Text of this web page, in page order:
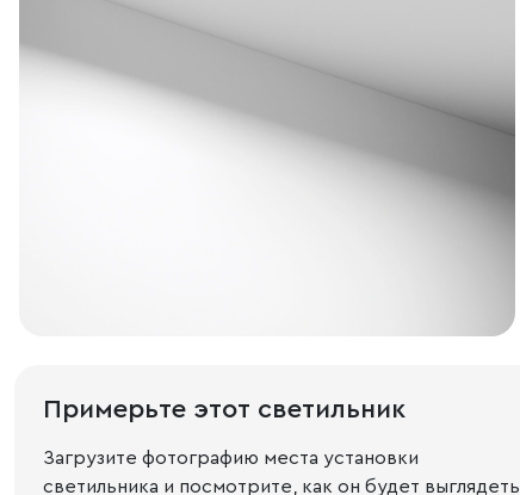
Примерьте этот светильник
Загрузите фотографию места установки
светильника и посмотрите, как он будет выглядеть